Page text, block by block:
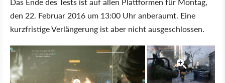
den 22. Februar 2016 um 13:00 Uhr anberaumt. Eine
kurzfristige Verlängerung ist aber nicht ausgeschlossen.